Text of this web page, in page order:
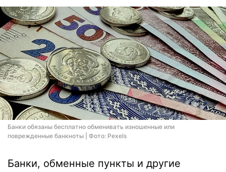
Банки обязаны бесплатно обменивать изношенные или
поврежденные банкноты | Фото: Pexels
Банки, обменные пункты и другие